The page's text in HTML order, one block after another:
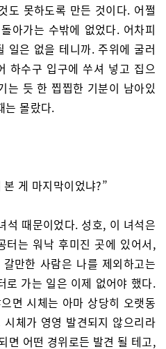
도 못하도록 만든 것이다. 어쩔
아가는 수밖에 없었다. 어차피
일은 없을 테니까. 주위에 굴러
하수구 입구에 쑤셔 넣고 집으
는 듯 한 찝찝한 기분이 남아있
는 몰랐다.
게 마지막이었냐?”
석 때문이었다. 성호, 이 녀석은
터는 워낙 후미진 곳에 있어서,
만한 사람은 나를 제외하고는
로 가는 일은 이제 없어야 했다.
면 시체는 아마 상당히 오랫동
체가 영영 발견되지 않으리라
면 어떤 경위로든 발견 될 테고,